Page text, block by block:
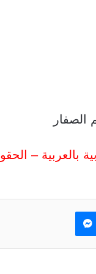
الصفار
بالعربية –
ماسنجر